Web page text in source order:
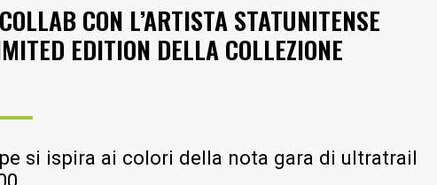
CON L’ARTISTA STATUNITENSE
EDITION DELLA COLLEZIONE
si ispira ai colori della nota gara di ultratrail